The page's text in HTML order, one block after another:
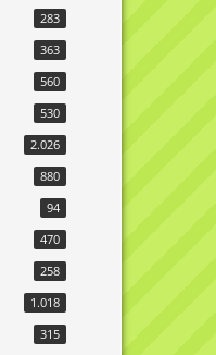
283
363
560
530
2.026
880
94
470
258
1.018
315